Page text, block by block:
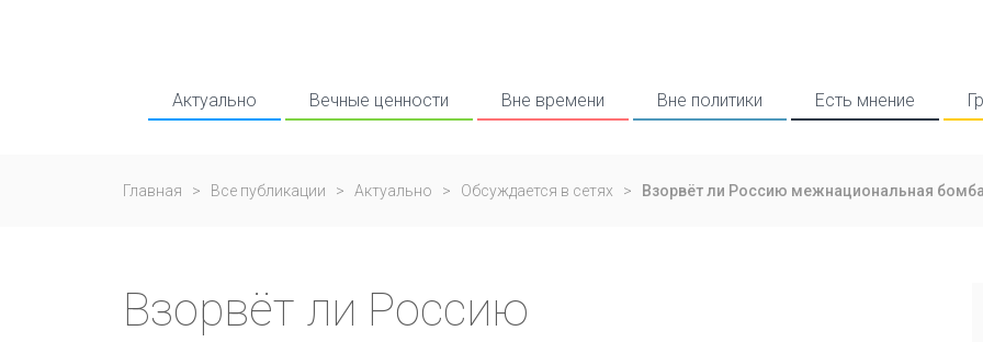
Актуально Вечные ценности Вне времени Вне политики Есть мнение
Главная > Все публикации > Актуально > Обсуждается в сетях > Взорвёт ли Россию межнациональная
Взорвёт ли Россию